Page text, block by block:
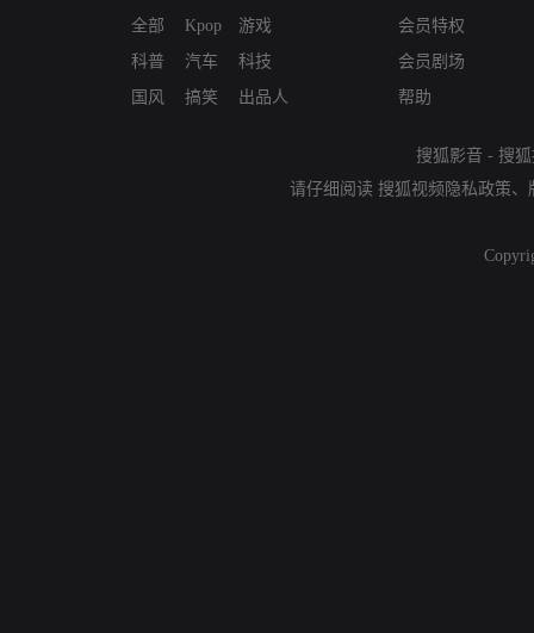
全部
科普
国风
Kpop
汽车
搞笑
游戏
科技
出品人
会员特权
会员剧场
帮助
搜狐影音 - 搜
请仔细阅读 搜狐视频隐私政策、